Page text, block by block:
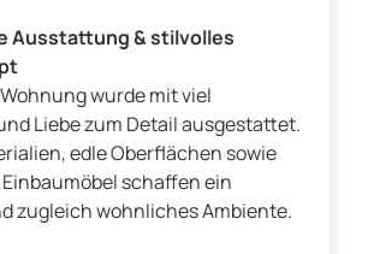
Ausstattung & stilvolles
wurde mit viel
Liebe zum Detail ausgestattet.
edle Oberflächen sowie
schaffen ein
zugleich wohnliches Ambiente.